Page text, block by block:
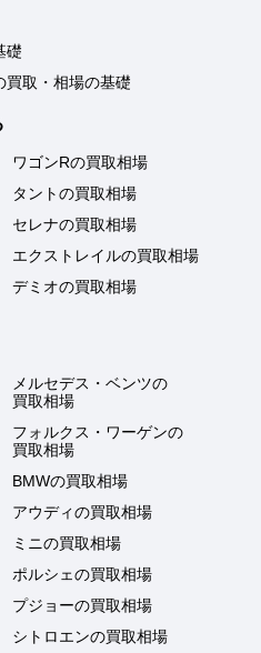
礎
買取・相場の基礎
ワゴンRの買取相場
タントの買取相場
セレナの買取相場
エクストレイルの買取相場
デミオの買取相場
メルセデス・ベンツの
買取相場
フォルクス・ワーゲンの
買取相場
BMWの買取相場
アウディの買取相場
ミニの買取相場
ポルシェの買取相場
プジョーの買取相場
シトロエンの買取相場